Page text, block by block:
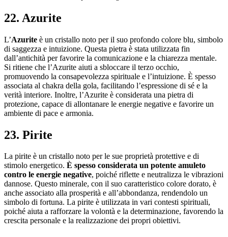
22. Azurite
L’Azurite è un cristallo noto per il suo profondo colore blu, simbolo
di saggezza e intuizione. Questa pietra è stata utilizzata fin
dall’antichità per favorire la comunicazione e la chiarezza mentale.
Si ritiene che l’Azurite aiuti a sbloccare il terzo occhio,
promuovendo la consapevolezza spirituale e l’intuizione. È spesso
associata al chakra della gola, facilitando l’espressione di sé e la
verità interiore. Inoltre, l’Azurite è considerata una pietra di
protezione, capace di allontanare le energie negative e favorire un
ambiente di pace e armonia.
23. Pirite
La pirite è un cristallo noto per le sue proprietà protettive e di
stimolo energetico. È spesso considerata un potente amuleto
contro le energie negative, poiché riflette e neutralizza le vibrazioni
dannose. Questo minerale, con il suo caratteristico colore dorato, è
anche associato alla prosperità e all’abbondanza, rendendolo un
simbolo di fortuna. La pirite è utilizzata in vari contesti spirituali,
poiché aiuta a rafforzare la volontà e la determinazione, favorendo la
crescita personale e la realizzazione dei propri obiettivi.